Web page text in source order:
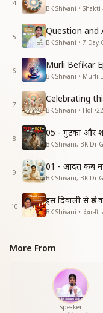
4
BK Shivani • Shakti
5
Question and
BK Shivani • 7 Day
6
Murli Befikar
BK Shivani • Murli
7
Celebrating
BK Shivani • Holi•
8
05 - गुटका और
BK Shivani, BK Dr
9
01 - आदत कब
BK Shivani, BK Dr
10
इस दिवाली से
BK Shivani • दिवाली:
More From
Speaker